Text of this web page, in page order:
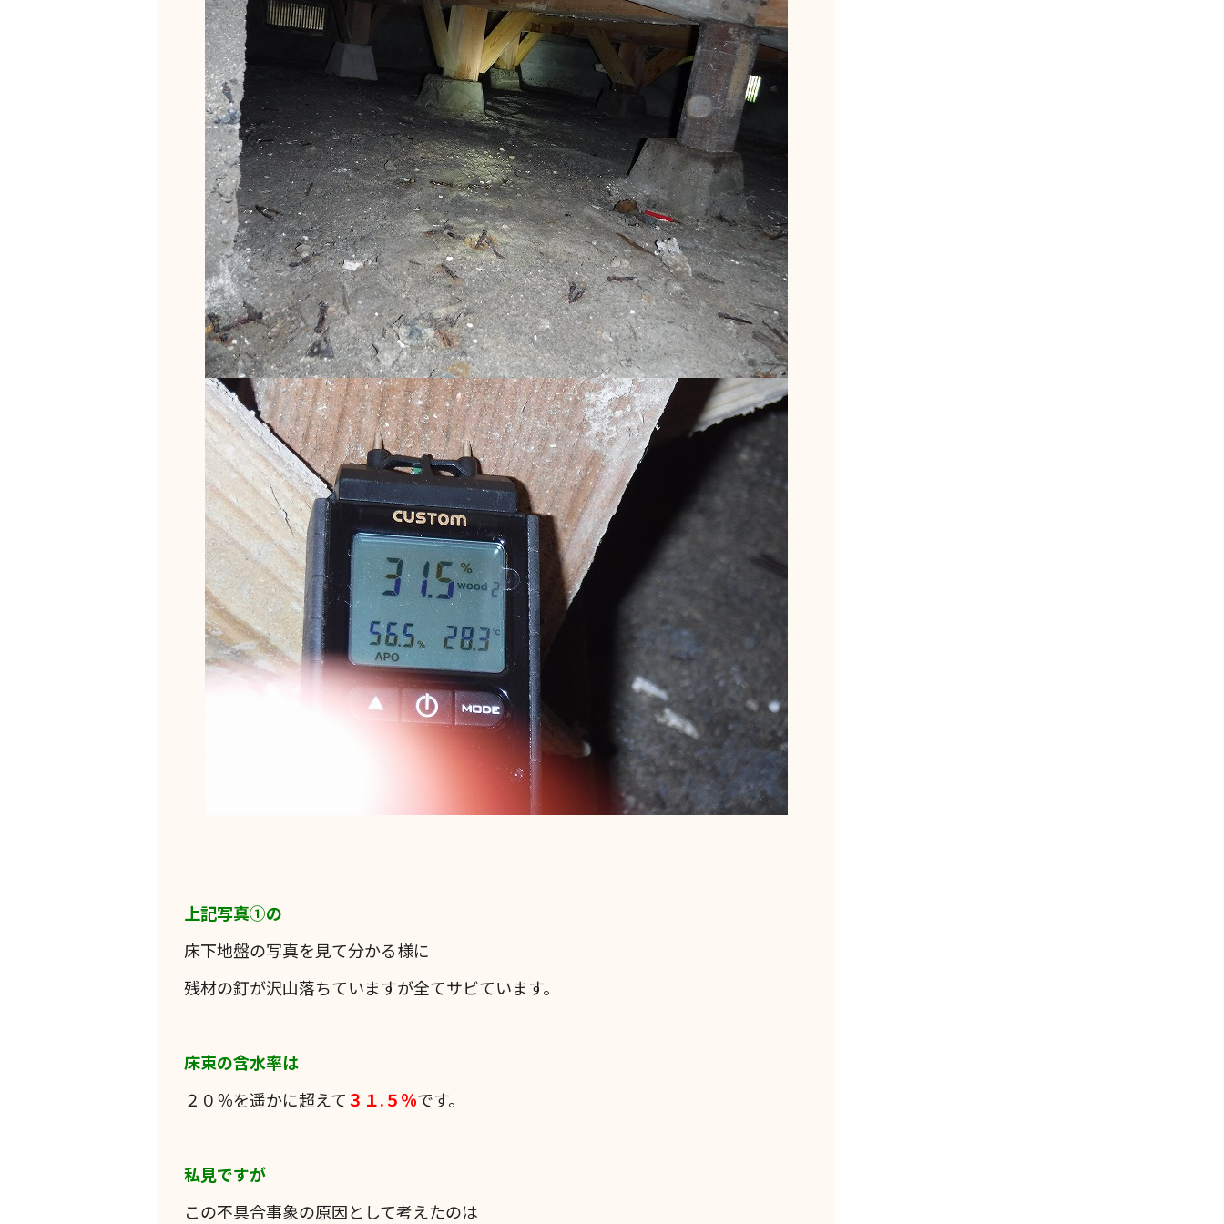
上記写真①の
床下地盤の写真を見て分かる様に
残材の釘が沢山落ちていますが全てサビています。
床束の含水率は
２０％を遥かに超えて３１.５％です。
私見ですが
この不具合事象の原因として考えたのは